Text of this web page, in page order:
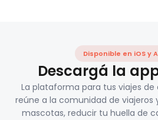
Disponible en iOS y
Descargá la
La plataforma para tus viajes
reúne a la comunidad de
mascotas, reducir tu huella de